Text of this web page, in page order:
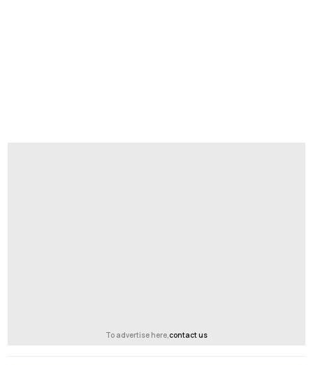
To advertise here,contact us